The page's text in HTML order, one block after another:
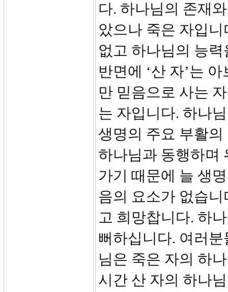
다. 하나님의 존재
았으나 죽은 자입
없고 하나님의 능
반면에 ‘산 자’는
만 믿음으로 사는
는 자입니다. 하나
생명의 주요 부활
하나님과 동행하며
가기 때문에 늘 생
음의 요소가 없습
고 희망찹니다. 하
뻐하십니다. 여러
님은 죽은 자의 하
시간 산 자의 하나